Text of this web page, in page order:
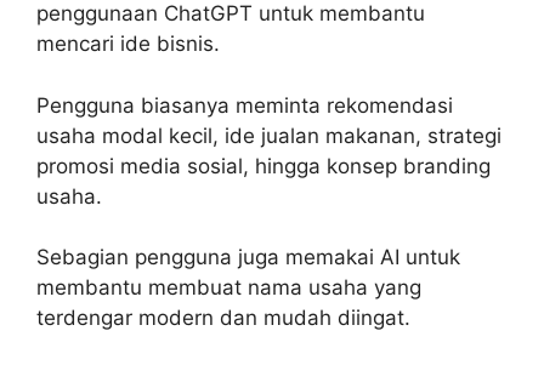
penggunaan ChatGPT untuk membantu
mencari ide bisnis.
Pengguna biasanya meminta rekomendasi
usaha modal kecil, ide jualan makanan, strategi
promosi media sosial, hingga konsep branding
usaha.
Sebagian pengguna juga memakai AI untuk
membantu membuat nama usaha yang
terdengar modern dan mudah diingat.